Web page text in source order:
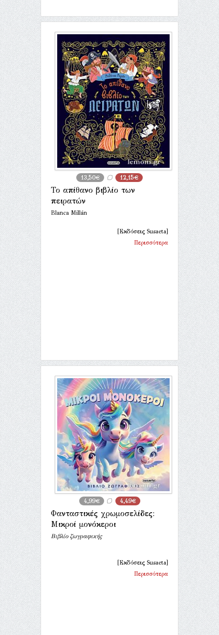
13,50€ 12,15€
Το απίθανο βιβλίο των
πειρατών
Blanca Millán
[Εκδόσεις Susaeta]
Περισσότερα
4,99€ 4,49€
Φανταστικές χρωμοσελίδες:
Μικροί μονόκεροι
Βιβλίο ζωγραφικής
[Εκδόσεις Susaeta]
Περισσότερα